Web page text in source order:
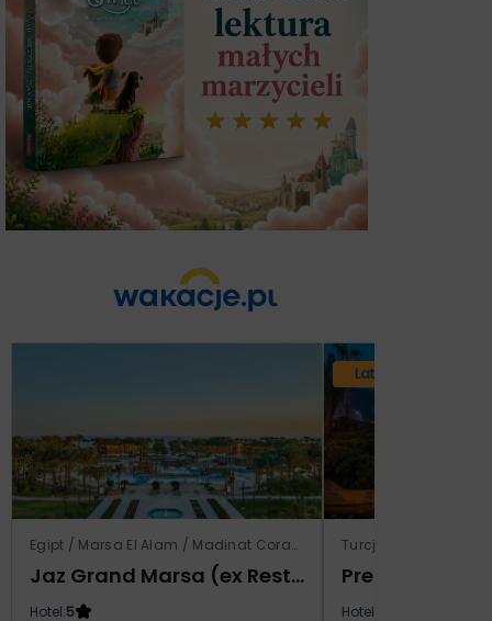
Egipt / Marsa El Alam / Madinat Coraya
Jaz Grand Marsa (ex Resta Grand Resort)
Hotel:5
Lato 2026
Turcja / Riwiera
Prestige
Hotel: